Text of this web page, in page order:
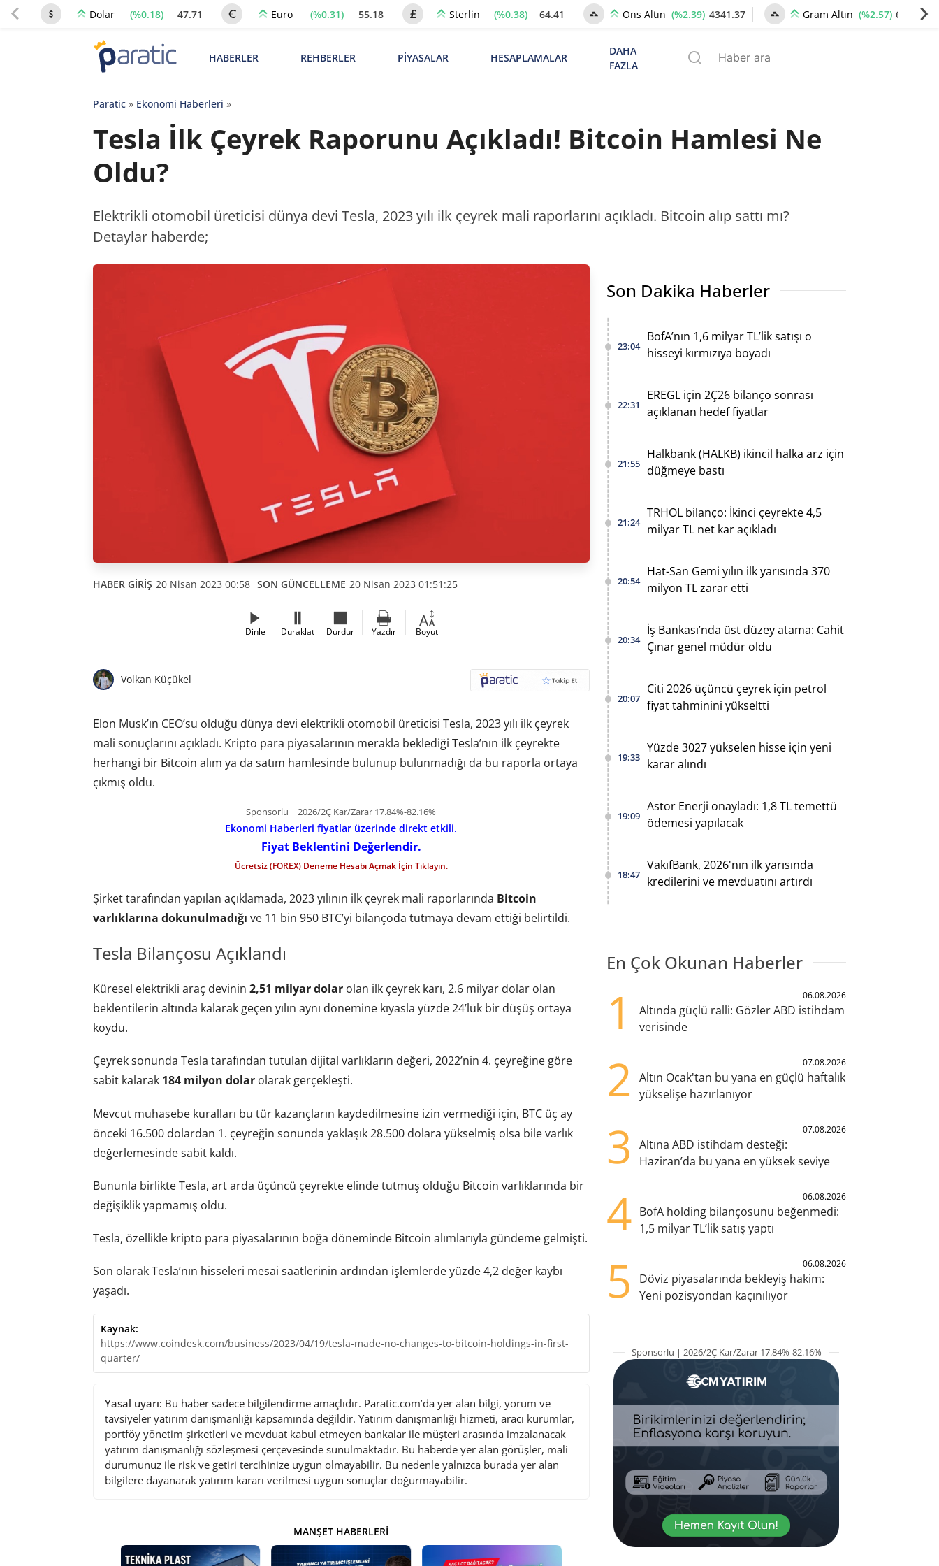
Dolar (%0.18) 47.71 Euro (%0.31) 55.18 Sterlin (%0.38) 64.41 Ons Altın (%2.39) 4341.37 Gram Altın (%2.57) 6659.77
HABERLER REHBERLER PİYASALAR HESAPLAMALAR
DAHA
FAZLA
Paratic» Ekonomi Haberleri »
Tesla İlk Çeyrek Raporunu Açıkladı! Bitcoin Hamlesi Ne
Oldu?
Elektrikli otomobil üreticisi dünya devi Tesla, 2023 yılı ilk çeyrek mali raporlarını açıkladı. Bitcoin alıp sattı mı?
Detaylar haberde;
HABER GİRİŞ 20 Nisan 2023 00:58 SON GÜNCELLEME 20 Nisan 2023 01:51:25
Dinle Duraklat Durdur Yazdır Boyut
Volkan Küçükel
Elon Musk’ın CEO’su olduğu dünya devi elektrikli otomobil üreticisi Tesla, 2023 yılı ilk çeyrek
mali sonuçlarını açıkladı. Kripto para piyasalarının merakla beklediği Tesla’nın ilk çeyrekte
herhangi bir Bitcoin alım ya da satım hamlesinde bulunup bulunmadığı da bu raporla ortaya
çıkmış oldu.
Sponsorlu | 2026/2Ç Kar/Zarar 17.84%-82.16%
Ekonomi Haberleri fiyatlar üzerinde direkt etkili.
Fiyat Beklentini Değerlendir.
Ücretsiz (FOREX) Deneme Hesabı Açmak İçin Tıklayın.
Şirket tarafından yapılan açıklamada, 2023 yılının ilk çeyrek mali raporlarında Bitcoin
varlıklarına dokunulmadığı ve 11 bin 950 BTC’yi bilançoda tutmaya devam ettiği belirtildi.
Tesla Bilançosu Açıklandı
Küresel elektrikli araç devinin 2,51 milyar dolarolan ilk çeyrek karı, 2.6 milyar dolar olan
beklentilerin altında kalarak geçen yılın aynı dönemine kıyasla yüzde 24’lük bir düşüş ortaya
koydu.
Çeyrek sonunda Tesla tarafından tutulan dijital varlıkların değeri, 2022’nin 4. çeyreğine göre
sabit kalarak 184 milyon dolarolarak gerçekleşti.
Mevcut muhasebe kuralları bu tür kazançların kaydedilmesine izin vermediği için, BTC üç ay
önceki 16.500 dolardan 1. çeyreğin sonunda yaklaşık 28.500 dolara yükselmiş olsa bile varlık
değerlemesinde sabit kaldı.
Bununla birlikte Tesla, art arda üçüncü çeyrekte elinde tutmuş olduğu Bitcoin varlıklarında bir
değişiklik yapmamış oldu.
Tesla, özellikle kripto para piyasalarının boğa döneminde Bitcoin alımlarıyla gündeme gelmişti.
Son olarak Tesla’nın hisseleri mesai saatlerinin ardından işlemlerde yüzde 4,2 değer kaybı
yaşadı.
Kaynak:
https://www.coindesk.com/business/2023/04/19/tesla-made-no-changes-to-bitcoin-holdings-in-first-
quarter/
Yasal uyarı: Bu haber sadece bilgilendirme amaçlıdır. Paratic.com’da yer alan bilgi, yorum ve
tavsiyeler yatırım danışmanlığı kapsamında değildir. Yatırım danışmanlığı hizmeti, aracı kurumlar,
portföy yönetim şirketleri ve mevduat kabul etmeyen bankalar ile müşteri arasında imzalanacak
yatırım danışmanlığı sözleşmesi çerçevesinde sunulmaktadır. Bu haberde yer alan görüşler, mali
durumunuz ile risk ve getiri tercihinize uygun olmayabilir. Bu nedenle yalnızca burada yer alan
bilgilere dayanarak yatırım kararı verilmesi uygun sonuçlar doğurmayabilir.
MANŞET HABERLERI
Son Dakika Haberler
23:04
BofA’nın 1,6 milyar TL’lik satışı o
hisseyi kırmızıya boyadı
22:31
EREGL için 2Ç26 bilanço sonrası
açıklanan hedef fiyatlar
21:55
Halkbank (HALKB) ikincil halka arz için
düğmeye bastı
21:24
TRHOL bilanço: İkinci çeyrekte 4,5
milyar TL net kar açıkladı
20:54
Hat-San Gemi yılın ilk yarısında 370
milyon TL zarar etti
20:34
İş Bankası’nda üst düzey atama: Cahit
Çınar genel müdür oldu
20:07
Citi 2026 üçüncü çeyrek için petrol
fiyat tahminini yükseltti
19:33
Yüzde 3027 yükselen hisse için yeni
karar alındı
19:09
Astor Enerji onayladı: 1,8 TL temettü
ödemesi yapılacak
18:47
VakıfBank, 2026'nın ilk yarısında
kredilerini ve mevduatını artırdı
En Çok Okunan Haberler
1 06.08.2026
Altında güçlü ralli: Gözler ABD istihdam
verisinde
2 07.08.2026
Altın Ocak'tan bu yana en güçlü haftalık
yükselişe hazırlanıyor
3 07.08.2026
Altına ABD istihdam desteği:
Haziran’da bu yana en yüksek seviye
4 06.08.2026
BofA holding bilançosunu beğenmedi:
1,5 milyar TL’lik satış yaptı
5 06.08.2026
Döviz piyasalarında bekleyiş hakim:
Yeni pozisyondan kaçınılıyor
Sponsorlu | 2026/2Ç Kar/Zarar 17.84%-82.16%